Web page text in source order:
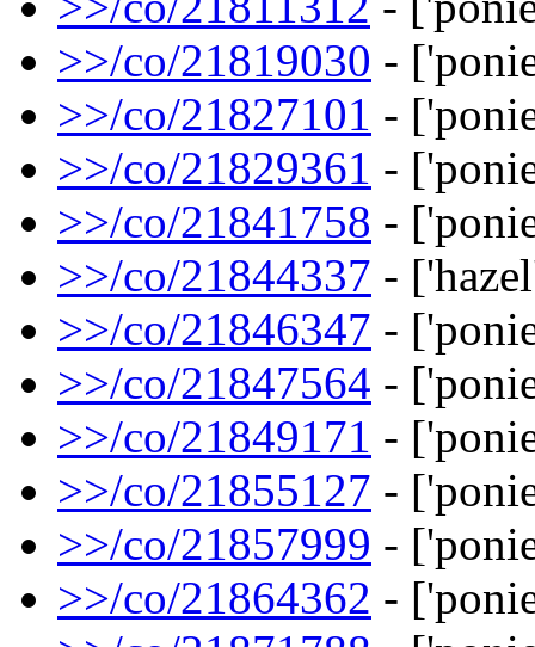
>>/co/21819030 -
>>/co/21827101 -
>>/co/21829361 -
>>/co/21841758 -
>>/co/21844337 -
>>/co/21846347 -
>>/co/21847564 -
>>/co/21849171 -
>>/co/21855127 -
>>/co/21857999 -
>>/co/21864362 -